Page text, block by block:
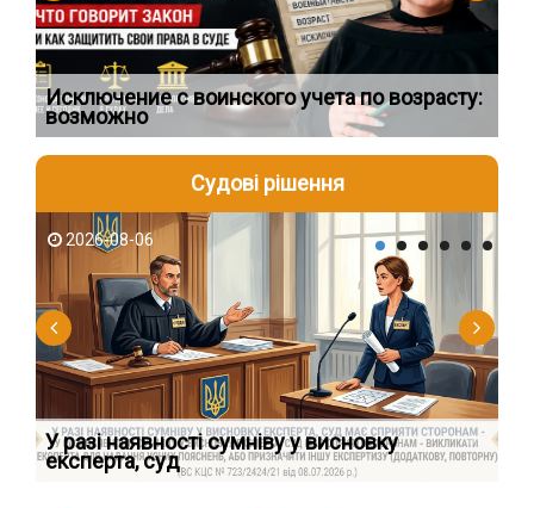
Исключение с воинского учета по возрасту:
возможно
Судові рішення
2026-08-06
У разі наявності сумніву у висновку
експерта, суд